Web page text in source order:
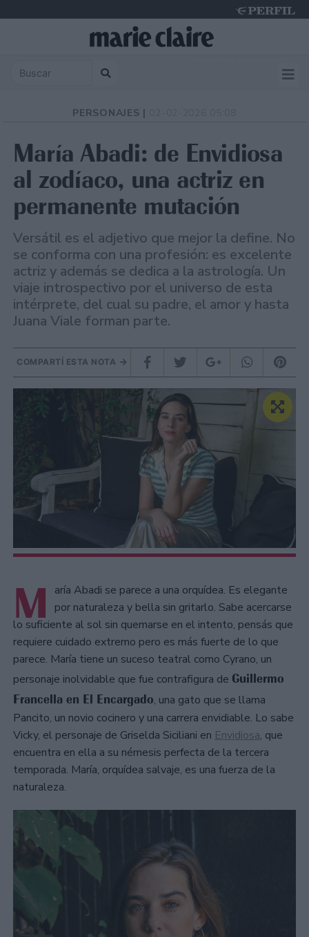
PERSONAJES |
María Abadi: de Envidiosa
al zodíaco, una actriz en
permanente mutación
Versátil es el adjetivo que mejor la define. No
se conforma con una profesión: es excelente
actriz y además se dedica a la astrología. Un
viaje introspectivo por el universo de esta
intérprete, del cual su padre, el amor y hasta
Juana Viale forman parte.
COMPARTÍ ESTA NOTA
M
aría Abadi se parece a una orquídea. Es elegante
por naturaleza y bella sin gritarlo. Sabe acercarse
lo suficiente al sol sin quemarse en el intento, pensás que
requiere cuidado extremo pero es más fuerte de lo que
parece. María tiene un suceso teatral como Cyrano, un
personaje inolvidable que fue contrafigura de Guillermo
Francella en El Encargado, una gato que se llama
Pancito, un novio cocinero y una carrera envidiable. Lo sabe
Vicky, el personaje de Griselda Siciliani en Envidiosa, que
encuentra en ella a su némesis perfecta de la tercera
temporada. María, orquídea salvaje, es una fuerza de la
naturaleza.